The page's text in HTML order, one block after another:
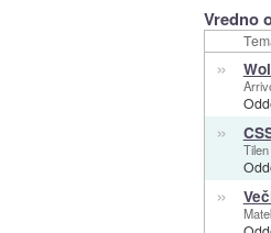
Vredno
»
»
Tilen
»